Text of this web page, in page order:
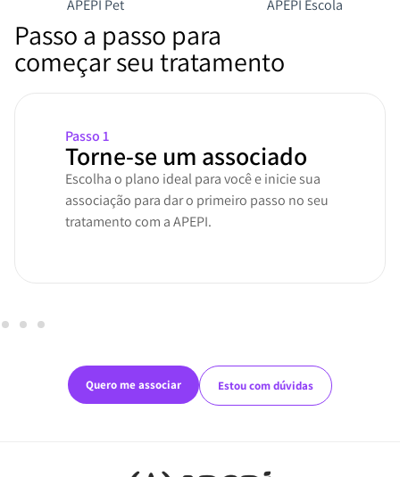
APEPI Pet APEPI Escola
Passo a passo para
começar seu tratamento
Passo 2
Consulte um médico
Agende uma consulta com um médico
especialista.
Quero me associar Estou com dúvidas